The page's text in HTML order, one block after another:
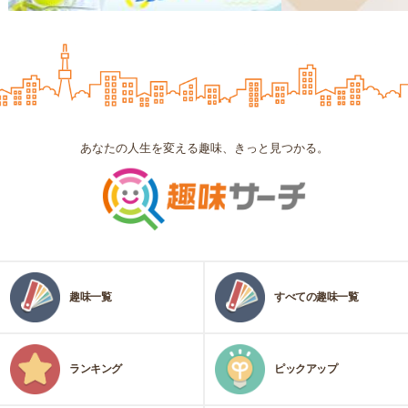
あなたの人生を変える趣味、きっと見つかる。
趣味一覧 すべての趣味一覧
ランキング ピックアップ